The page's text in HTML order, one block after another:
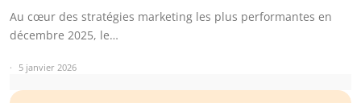
Au cœur des stratégies marketing les plus performantes en
décembre 2025, le…
5 janvier 2026